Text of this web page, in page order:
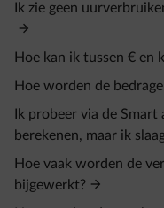
Ik zie geen
Hoe kan ik tussen € en
Hoe worden de
Ik probeer via de
berekenen, maar ik
Hoe vaak worden de
bijgewerkt?